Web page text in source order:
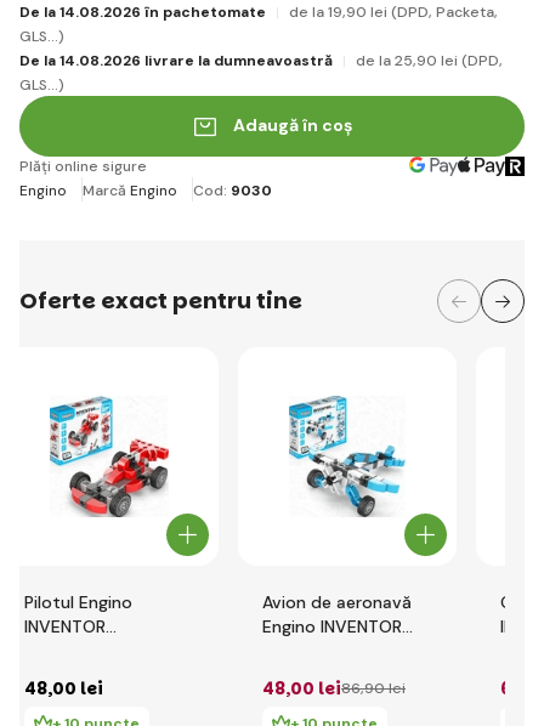
De la 14.08.2026 în pachetomate de la 19,90 lei (DPD, Packeta,
GLS...)
De la 14.08.2026 livrare la dumneavoastră
de la 25,90 lei (DPD,
GLS...)
Adaugă în coș
Plăți online sigure
Engino
Marcă Engino Cod: 9030
Oferte exact pentru tine
Pilotul Engino
INVENTOR
modele bonus
48,00 lei
Avion de aeronavă
Engino INVENTOR
modele bonus
48,00 lei86,90 lei
66